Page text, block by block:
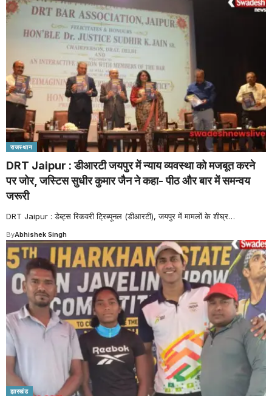
राजस्थान
DRT Jaipur : डीआरटी जयपुर में न्याय व्यवस्था को मजबूत करने
पर जोर, जस्टिस सुधीर कुमार जैन ने कहा- पीठ और बार में समन्वय
जरूरी
DRT Jaipur : डेब्ट्स रिकवरी ट्रिब्यूनल (डीआरटी), जयपुर में मामलों के शीघ्र…
ByAbhishek Singh
झारखंड